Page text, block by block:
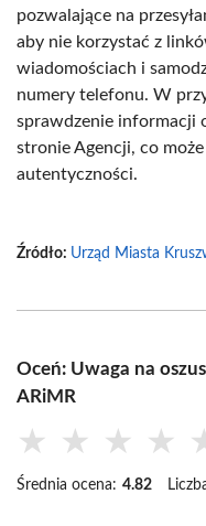
pozwalające na
aby nie korzystać z
wiadomościach i
numery telefonu. W
sprawdzenie informacji
stronie Agencji, co
autentyczności.
Źródło: Urząd Miasta
Oceń: Uwaga na
ARiMR
★ ★ ★ ★
Średnia ocena: 4.82